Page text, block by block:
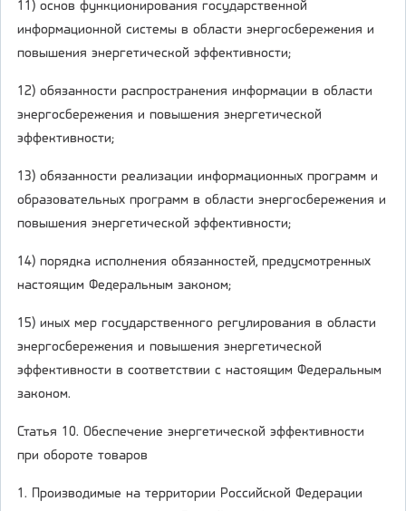
11) основ функционирования государственной
информационной системы в области энергосбережения и
повышения энергетической эффективности;
12) обязанности распространения информации в области
энергосбережения и повышения энергетической
эффективности;
13) обязанности реализации информационных программ и
образовательных программ в области энергосбережения и
повышения энергетической эффективности;
14) порядка исполнения обязанностей, предусмотренных
настоящим Федеральным законом;
15) иных мер государственного регулирования в области
энергосбережения и повышения энергетической
эффективности в соответствии с настоящим Федеральным
законом.
Статья 10. Обеспечение энергетической эффективности
при обороте товаров
1. Производимые на территории Российской Федерации